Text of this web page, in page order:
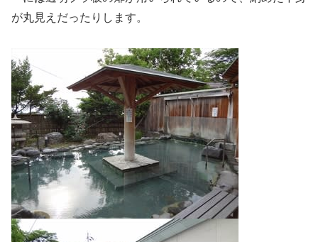
が丸見えだったりします。